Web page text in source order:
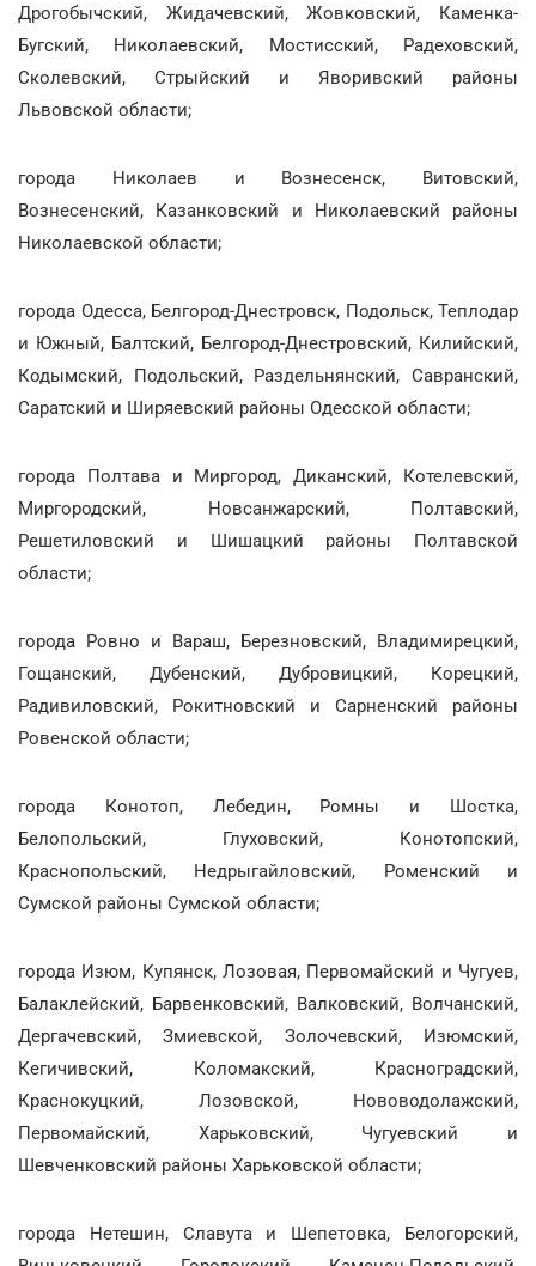
Дрогобычский, Жидачевский, Жовковский, Каменка-
Бугский, Николаевский, Мостисский, Радеховский,
Сколевский, Стрыйский и Яворивский районы
Львовской области;
города Николаев и Вознесенск, Витовский,
Вознесенский, Казанковский и Николаевский районы
Николаевской области;
города Одесса, Белгород-Днестровск, Подольск, Теплодар
и Южный, Балтский, Белгород-Днестровский, Килийский,
Кодымский, Подольский, Раздельнянский, Савранский,
Саратский и Ширяевский районы Одесской области;
города Полтава и Миргород, Диканский, Котелевский,
Миргородский, Новсанжарский, Полтавский,
Решетиловский и Шишацкий районы Полтавской
области;
города Ровно и Вараш, Березновский, Владимирецкий,
Гощанский, Дубенский, Дубровицкий, Корецкий,
Радивиловский, Рокитновский и Сарненский районы
Ровенской области;
города Конотоп, Лебедин, Ромны и Шостка,
Белопольский, Глуховский, Конотопский,
Краснопольский, Недрыгайловский, Роменский и
Сумской районы Сумской области;
города Изюм, Купянск, Лозовая, Первомайский и Чугуев,
Балаклейский, Барвенковский, Валковский, Волчанский,
Дергачевский, Змиевской, Золочевский, Изюмский,
Кегичивский, Коломакский, Красноградский,
Краснокуцкий, Лозовской, Нововодолажский,
Первомайский, Харьковский, Чугуевский и
Шевченковский районы Харьковской области;
города Нетешин, Славута и Шепетовка, Белогорский,